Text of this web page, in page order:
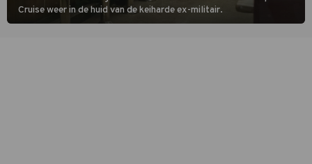
Cruise weer in de huid van de keiharde ex-militair.